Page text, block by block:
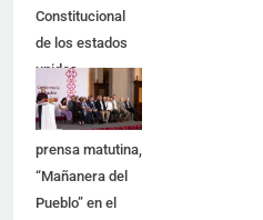
Constitucional
de los estados
unidos
Mexicanos en
Conferencia de
prensa matutina,
“Mañanera del
Pueblo” en el